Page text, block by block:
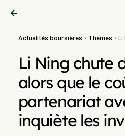

Actualités boursières  Thèmes  Li
Li Ning chute
alors que le
partenariat
inquiète les